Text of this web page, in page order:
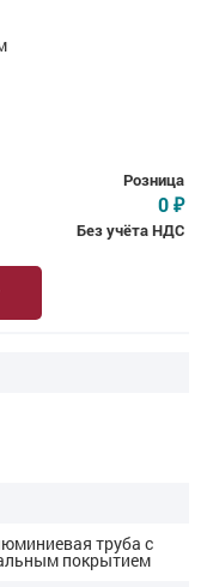
Розница
0 ₽
Без учёта НДС
труба с
покрытием